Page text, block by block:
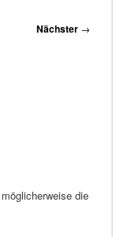
Nächster →
die